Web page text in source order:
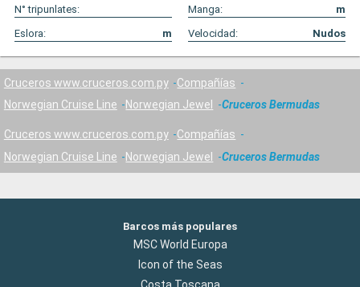
N° tripunlates:
Manga:
m
Eslora:
m Velocidad: Nudos
Cruceros www.cruceros.com.py
Compañías
Norwegian Cruise Line
Norwegian Jewel Cruceros Bermudas
Cruceros www.cruceros.com.py
Compañías
Norwegian Cruise Line
Norwegian Jewel Cruceros Bermudas
Barcos más populares
MSC World Europa
Icon of the Seas